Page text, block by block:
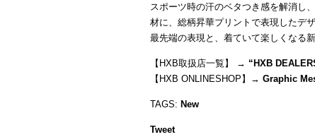
スポーツ時の汗のベタつき感を解消し
材に、総柄昇華プリントで表現したデ
最先端の表現と、着ていて楽しくなる
【HXB取扱店一覧】 → “ HXB
【HXB ONLINESHOP】→ Graphic
TAGS: New
Tweet